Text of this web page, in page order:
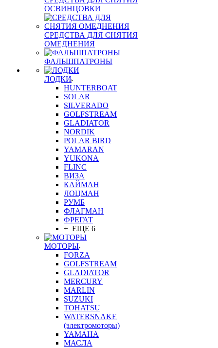
ОСВИНЦОВКИ
СРЕДСТВА ДЛЯ СНЯТИЯ
ОМЕДНЕНИЯ
ФАЛЬШПАТРОНЫ
ЛОДКИ
HUNTERBOAT
SOLAR
SILVERADO
GOLFSTREAM
GLADIATOR
NORDIK
POLAR BIRD
YAMARAN
YUKONA
FLINC
ВИЗА
КАЙМАН
ЛОЦМАН
РУМБ
ФЛАГМАН
ФРЕГАТ
+ ЕЩЕ 6
МОТОРЫ
FORZA
GOLFSTREAM
GLADIATOR
MERCURY
MARLIN
SUZUKI
TOHATSU
WATERSNAKE
(электромоторы)
YAMAHA
МАСЛА